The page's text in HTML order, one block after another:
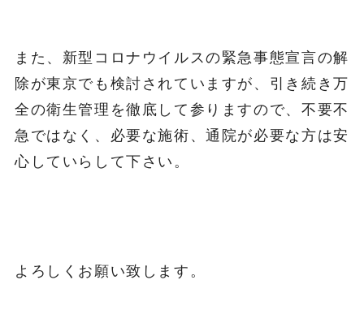
また、新型コロナウイルスの緊急事態宣言の解
除が東京でも検討されていますが、引き続き万
全の衛生管理を徹底して参りますので、不要不
急ではなく、必要な施術、通院が必要な方は安
心していらして下さい。
よろしくお願い致します。